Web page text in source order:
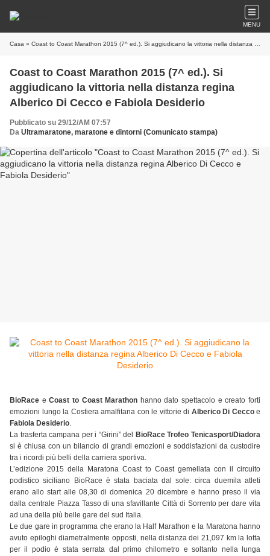
MENU
Casa » Coast to Coast Marathon 2015 (7^ ed.). Si aggiudicano la vittoria nella distanza regina Alberico Di Cecco e Fabiola Desiderio
Coast to Coast Marathon 2015 (7^ ed.). Si
aggiudicano la vittoria nella distanza regina
Alberico Di Cecco e Fabiola Desiderio
Pubblicato su 29/12/AM 07:57
Da Ultramaratone, maratone e dintorni (Comunicato stampa)
BioRace eCoast to Coast Marathon hanno dato spettacolo e creato forti
emozioni lungo la Costiera amalfitana con le vittorie di Alberico Di Ceccoe
Fabiola Desiderio.
La trasferta campana per i “Girini” del
BioRace Trofeo Tenicasport/Diadora
si è chiusa con un bilancio di grandi emozioni e soddisfazioni da custodire
tra i ricordi più belli della carriera sportiva.
L’edizione 2015 della Maratona Coast to Coast gemellata con il circuito
podistico siciliano BioRace è stata baciata dal sole: circa duemila atleti
erano allo start alle 08,30 di domenica 20 dicembre e hanno preso il via
dalla centrale Piazza Tasso di una sfavillante Città di Sorrento per dare vita
ad una della più belle gare del sud Italia.
Le due gare in programma che erano la Half Marathon e la Maratona hanno
avuto epiloghi diametralmente opposti, nella distanza dei 21,097 km la lotta
per il podio è stata serrata dal primo chilometro e soltanto nella lunga